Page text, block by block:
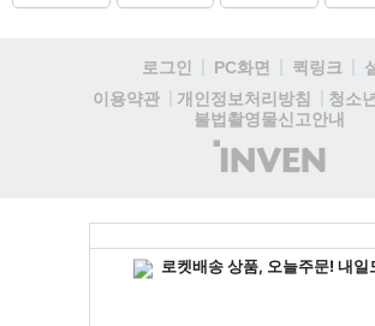
로그인 PC화면 퀵링크
이용약관
개인정보처리방침
청소
불법촬영물신고안내
(주)
인